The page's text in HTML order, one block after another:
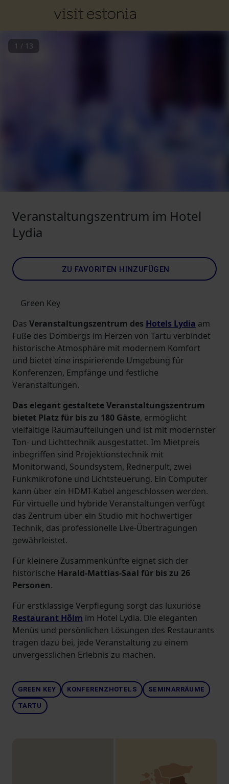
1 / 13
Veranstaltungszentrum im Hotel
Lydia
ZU FAVORITEN HINZUFÜGEN
Green Key
Das Veranstaltungszentrum des Hotels Lydia am
Fuße des Dombergs im Herzen von Tartu verbindet
historische Atmosphäre mit modernem Komfort
und bietet eine inspirierende Umgebung für
Konferenzen, Empfänge und festliche
Veranstaltungen.
Das elegant gestaltete Veranstaltungszentrum
bietet Platz für bis zu 180 Gäste, ermöglicht
vielfältige Raumaufteilungen und ist mit modernster
Ton- und Lichttechnik ausgestattet. Im Mietpreis
inbegriffen sind Projektionstechnik mit
Monitorwand, Soundsystem, Rednerpult, zwei
Funkmikrofone und Lichtsteuerung. Ein Computer
kann über ein HDMI-Kabel angeschlossen werden.
Für virtuelle und hybride Veranstaltungen verfügt
das Zentrum über ein Studio mit hochwertiger
Technik, das professionelle Live-Übertragungen
gewährleistet.
Für kleinere Zusammenkünfte eignet sich der
historische Harald-Mattias-Saal für bis zu 26
Personen.
Für erstklassige Verpflegung sorgt das luxuriöse
Restaurant Hõlm im Hotel Lydia. Die eleganten
Menüs und persönlichen Lösungen des Restaurants
tragen dazu bei, jede Veranstaltung zu einem
unvergesslichen Erlebnis zu machen.
GREEN KEY KONFERENZHOTELS SEMINARRÄUME
TARTU